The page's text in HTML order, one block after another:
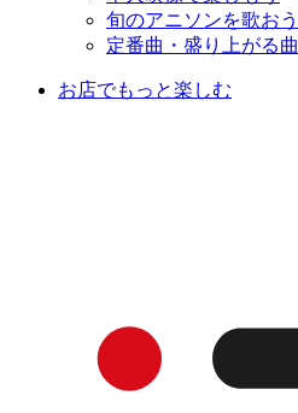
旬のアニソンを歌おう
定番曲・盛り上がる曲
お店でもっと楽しむ